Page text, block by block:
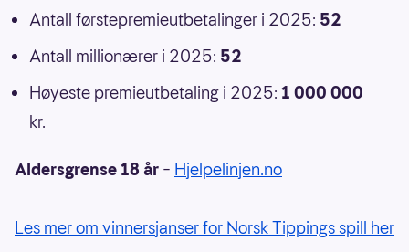
Antall førstepremieutbetalinger i 2025: 52
Antall millionærer i 2025: 52
Høyeste premieutbetaling i 2025: 1 000 000
kr.
Aldersgrense 18 år – Hjelpelinjen.no
Les mer om vinnersjanser for Norsk Tippings spill her